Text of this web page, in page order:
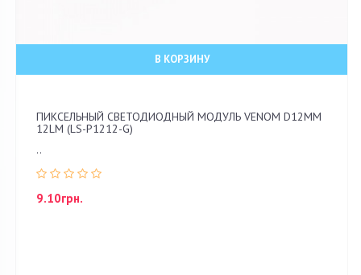
В КОРЗИНУ
ПИКСЕЛЬНЫЙ СВЕТОДИОДНЫЙ МОДУЛЬ VENOM D12ММ
12LM (LS-P1212-G)
..
9.10грн.